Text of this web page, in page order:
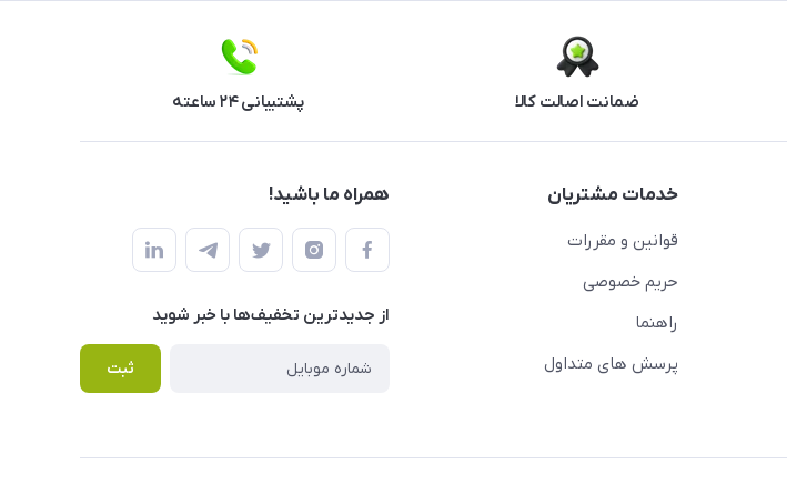
ضمانت اصالت کالا پشتیبانی ۲۴ ساعته
خدمات مشتریان
قوانین و مقررات
حریم خصوصی
راهنما
پرسش های متداول
همراه ما باشید!
از جدید‌ترین تخفیف‌ها با‌ خبر شوید
ثبت